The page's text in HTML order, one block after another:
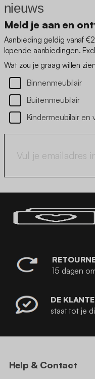
nieuws
Meld je aan en
Aanbieding geldig vanaf
lopende aanbiedingen.
Wat zou je graag willen
Binnenmeubilair
Buitenmeubilair
Kindermeubilair en
15 dagen
DE
staat tot je
Help & Contact